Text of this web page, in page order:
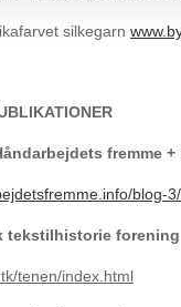
silkegarn
fremme +
blog-
tekstilhistorie forening
tenen/index.html